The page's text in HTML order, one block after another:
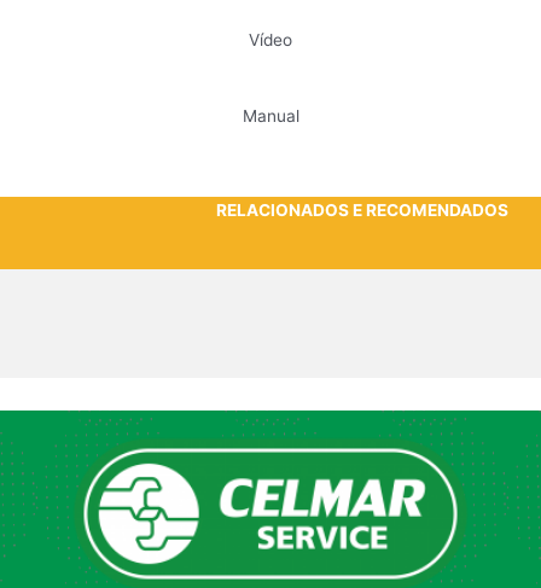
Vídeo
Manual
RELACIONADOS E RECOMENDADOS